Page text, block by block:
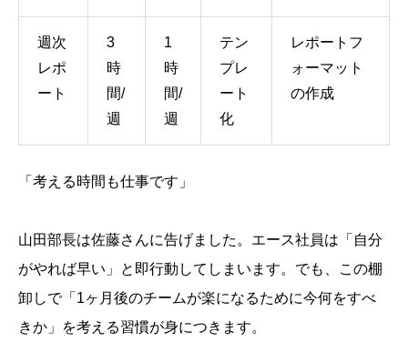
週次
レポ
ート
3
時
間/
週
1
時
間/
週
テン
プレ
ート
化
レポートフ
ォーマット
の作成
「考える時間も仕事です」
山田部長は佐藤さんに告げました。エース社員は「自分
がやれば早い」と即行動してしまいます。でも、この棚
卸しで「1ヶ月後のチームが楽になるために今何をすべ
きか」を考える習慣が身につきます。